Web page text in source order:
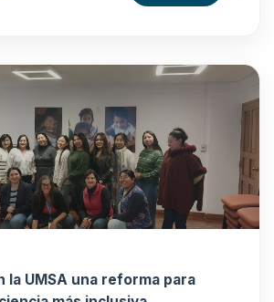
la UMSA una reforma para